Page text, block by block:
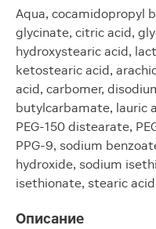
Aqua, cocamidopropyl
glycinate, citric acid,
hydroxystearic acid,
ketostearic acid,
acid, carbomer,
butylcarbamate, lauric
PEG-150 distearate,
PPG-9, sodium
hydroxide, sodium
isethionate, stearic
Описание